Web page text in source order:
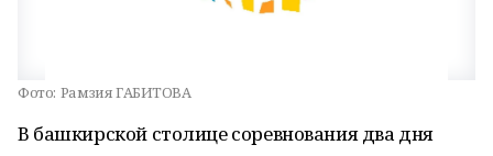
Фото: Рамзия ГАБИТОВА
В башкирской столице соревнования два дня